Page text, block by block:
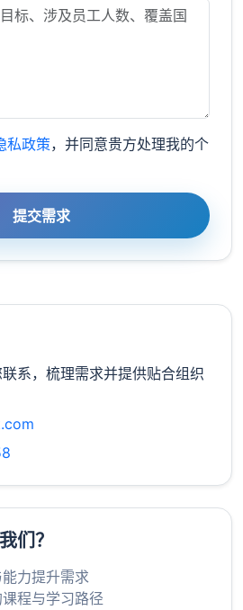
私政策，并同意贵方处理我的个
提交需求
系，梳理需求并提供贴合组织
们？
力提升需求
程与学习路径